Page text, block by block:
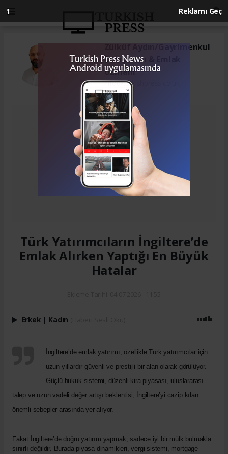
1 Reklamı Geç
Zülküf Aydın/Gayrimenkul
Danışmanı & Emlak
Uzmanı
info@turkıshpress.co.uk
Türk Yatırımcıların İngiltere’de
Emlak Alırken Yaptığı En Büyük
Hatalar
Erkek | Kadın
İngiltere’de emlak yatırımı, özellikle Türk yatırımcılar için
uzun yıllardır güvenli ve prestijli bir alan olarak görülüyor.
Güçlü hukuk sistemi, düzenli kira piyasası, uluslararası
talep ve uzun vadeli değer artışı beklentisi, İngiltere’yi cazip kılan
önemli sebepler arasında yer alıyor.
Fakat İngiltere’de doğru yatırım yapmak, sadece iyi bir mülk bulmakla
sınırlı değildir. Burada piyasa dinamikleri, vergi sistemi, mortgage